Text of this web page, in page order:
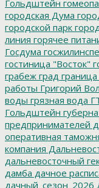
Гольдштейн
городская Дума
городской парк
линия горячее
Госдума
гостиница "Восток"
грабеж град граница
работы Григорий
воды грязная вода
Гольдштейн
предпринимателей
оперативная
компания
дальневосточный
дамба дачное
дачный_сезон_2026